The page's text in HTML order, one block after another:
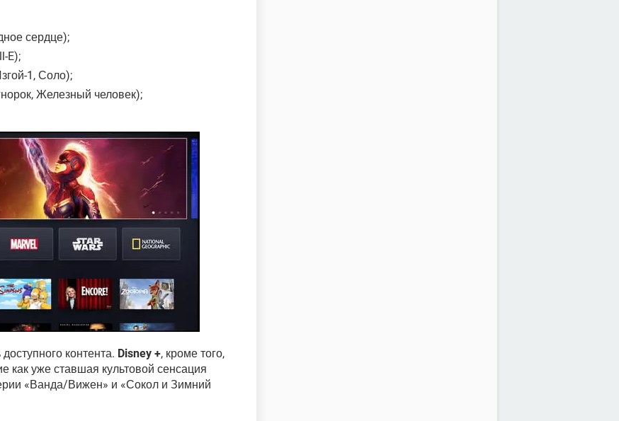
сердце);
E);
1, Соло);
Железный человек);
контента. Disney +, кроме того,
как уже ставшая культовой сенсация
«Ванда/Вижен» и «Сокол и Зимний